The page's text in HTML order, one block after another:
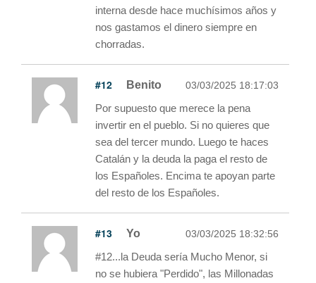
interna desde hace muchísimos años y
nos gastamos el dinero siempre en
chorradas.
#12 Benito 03/03/2025 18:17:03
Por supuesto que merece la pena
invertir en el pueblo. Si no quieres que
sea del tercer mundo. Luego te haces
Catalán y la deuda la paga el resto de
los Españoles. Encima te apoyan parte
del resto de los Españoles.
#13 Yo 03/03/2025 18:32:56
#12...la Deuda sería Mucho Menor, si
no se hubiera "Perdido", las Millonadas